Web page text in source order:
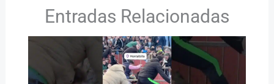
Entradas Relacionadas